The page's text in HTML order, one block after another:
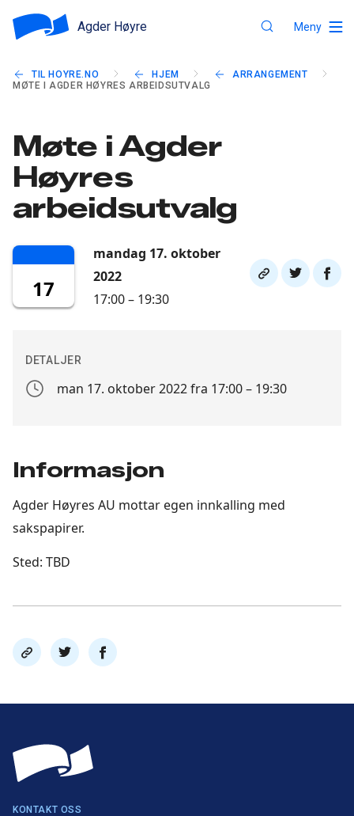
Agder Høyre Meny
TIL HOYRE.NO HJEM
ARRANGEMENT
MØTE I AGDER HØYRES ARBEIDSUTVALG
Møte i Agder
Høyres
arbeidsutvalg
17
mandag 17. oktober
2022
17:00 – 19:30
Del
link
Del
på
Del
på
DETALJER
Arrangement
man 17. oktober 2022 fra 17:00 – 19:30
Informasjon
Agder Høyres AU mottar egen innkalling med
sakspapirer.
Sted: TBD
Del
link
Del
på
Del
på
KONTAKT OSS